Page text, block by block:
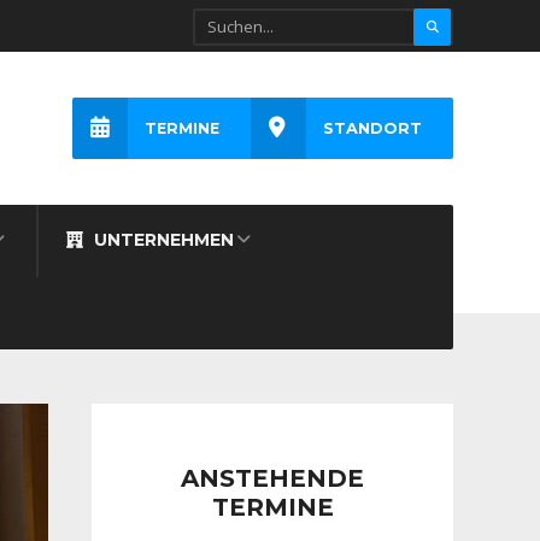
UNTERNEHMEN
TERMINE STANDORT
ANSTEHENDE
TERMINE